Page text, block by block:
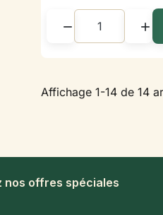
 
Affichage 1-14 de 14
nos offres spéciales